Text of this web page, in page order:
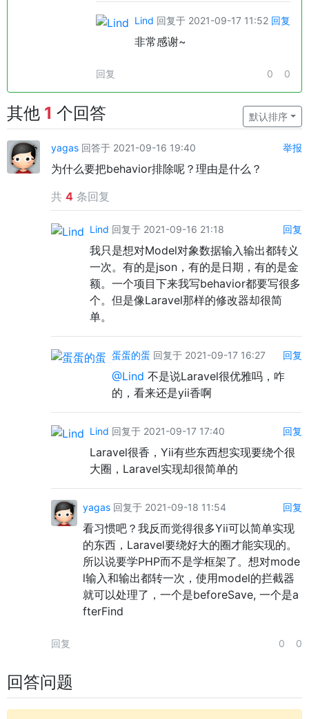
Lind 回复于 2021-09-17 11:52 回复
非常感谢~
回复 0 0
其他 1 个回答 默认排序
yagas 回答于 2021-09-16 19:40 举报
为什么要把behavior排除呢？理由是什么？
共 4 条回复
Lind 回复于 2021-09-16 21:18 回复
我只是想对Model对象数据输入输出都转义
一次。有的是json，有的是日期，有的是金
额。一个项目下来我写behavior都要写很多
个。但是像Laravel那样的修改器却很简
单。
蛋蛋的蛋 回复于 2021-09-17 16:27 回复
@Lind 不是说Laravel很优雅吗，咋
的，看来还是yii香啊
Lind 回复于 2021-09-17 17:40 回复
Laravel很香，Yii有些东西想实现要绕个很
大圈，Laravel实现却很简单的
yagas 回复于 2021-09-18 11:54 回复
看习惯吧？我反而觉得很多Yii可以简单实现
的东西，Laravel要绕好大的圈才能实现的。
所以说要学PHP而不是学框架了。想对mode
l输入和输出都转一次，使用model的拦截器
就可以处理了，一个是beforeSave, 一个是a
fterFind
回复 0 0
回答问题